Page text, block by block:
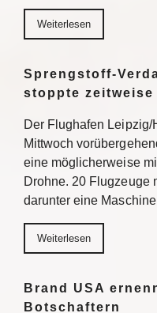
Weiterlesen
Sprengstoff-
stoppte zeitweise
Der Flughafen
Mittwoch
eine möglicherweise
Drohne. 20 Flugzeuge
darunter eine
Weiterlesen
Brand USA
Botschaftern